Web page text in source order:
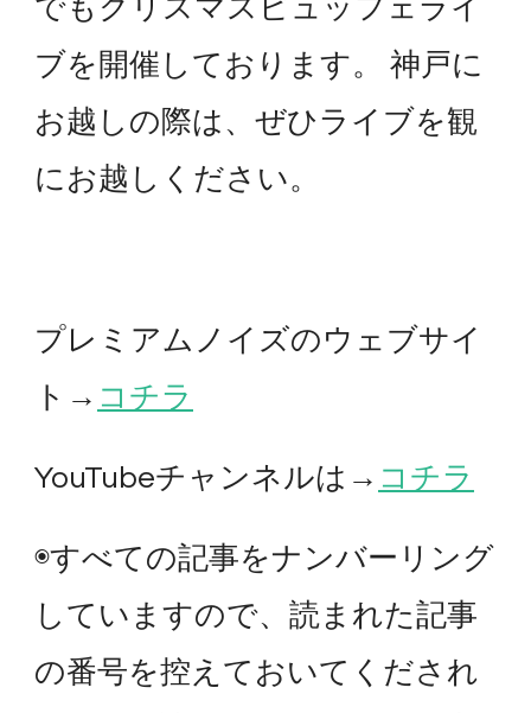
でもクリスマスビュッフェライ
ブを開催しております。 神戸に
お越しの際は、ぜひライブを観
にお越しください。
プレミアムノイズのウェブサイ
ト→ コチラ
YouTubeチャンネルは→ コチラ
◉すべての記事をナンバーリング
していますので、読まれた記事
の番号を控えておいてくだされ